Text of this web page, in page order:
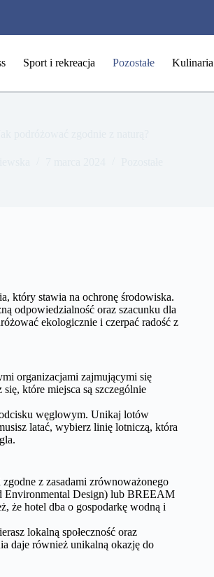
Sport i rekreacja Pozostałe Kulinaria
który stawia na ochronę środowiska.
odpowiedzialność oraz szacunku dla
ekologicznie i czerpać radość z
organizacjami zajmującymi się
które miejsca są szczególnie
węglowym. Unikaj lotów
latać, wybierz linię lotniczą, która
z zasadami zrównoważonego
Environmental Design) lub BREEAM
że hotel dba o gospodarkę wodną i
lokalną społeczność oraz
daje również unikalną okazję do